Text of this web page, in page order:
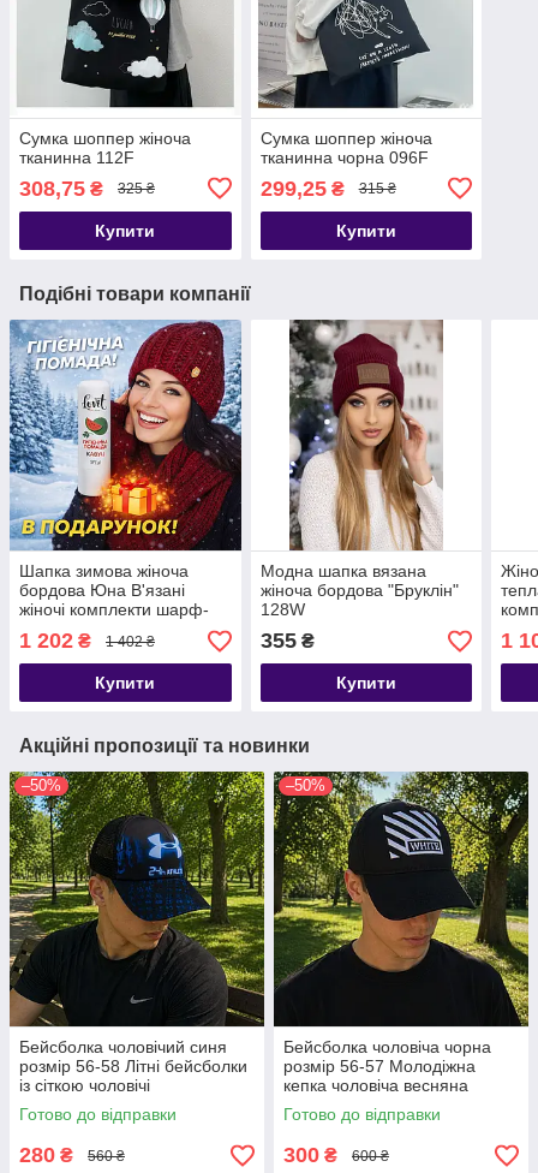
Сумка шоппер жіноча
тканинна 112F
308,75 ₴ 325 ₴
Купити
Сумка шоппер жіноча
тканинна чорна 096F
299,25₴ 315 ₴
Купити
Подібні товари компанії
Шапка зимова жіноча
бордова Юна В'язані
жіночі комплекти шарф-
1 202 ₴ 1 402 ₴
Купити
Модна шапка вязана
жіноча бордова "Бруклін"
128W
355₴
Купити
1
Акційні пропозиції та новинки
–50%
Бейсболка чоловічий синя
розмір 56-58 Літні бейсболки
із сіткою чоловічі
Готово до відправки
280 ₴ 560 ₴
–50%
Бейсболка чоловіча чорна
розмір 56-57 Молодіжна
кепка чоловіча весняна
Готово до відправки
300 ₴ 600 ₴